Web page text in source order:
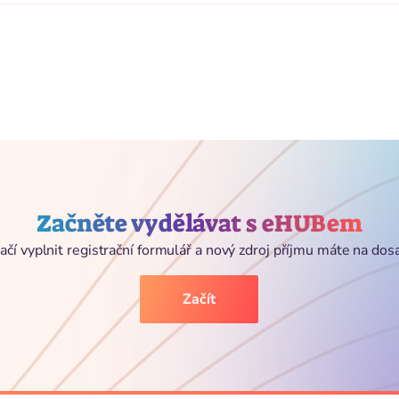
Začněte vydělávat s eHUBem
vyplnit registrační formulář a nový zdroj příjmu máte na
Začít